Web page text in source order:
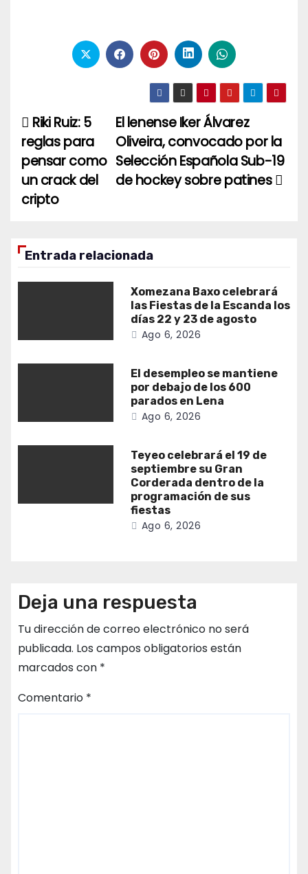
Navegación
de
entradas
El lenense Iker Álvarez
Oliveira, convocado por la
Selección Española Sub-19
de hockey sobre patines
Riki Ruiz: 5
reglas para
pensar como
un crack del
cripto
Entrada relacionada
Xomezana Baxo celebrará
las Fiestas de la Escanda los
días 22 y 23 de agosto
Ago 6, 2026
El desempleo se mantiene
por debajo de los 600
parados en Lena
Ago 6, 2026
Teyeo celebrará el 19 de
septiembre su Gran
Corderada dentro de la
programación de sus
fiestas
Ago 6, 2026
Deja una respuesta
Tu dirección de correo electrónico no será
publicada. Los campos obligatorios están
marcados con *
Comentario *